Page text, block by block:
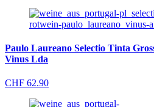
Paulo Laureano Selectio Tinta
Vinus Lda
CHF 62.90